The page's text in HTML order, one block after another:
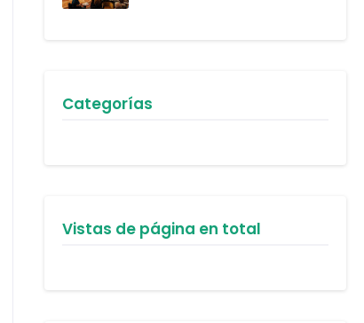
Categorías
Vistas de página en total